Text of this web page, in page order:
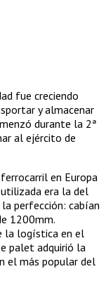
fue creciendo
y almacenar
durante la 2ª
al ejército de
en Europa
era la del
perfección: cabían
1200mm.
la logística en el
palet adquirió la
el más popular del